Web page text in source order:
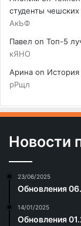
студенты
АкЬФ
Павел on Топ-5
кЯНО
Арина on История
рРщл
Новости
23/06/2025
Обновления
14/01/2025
Обновления